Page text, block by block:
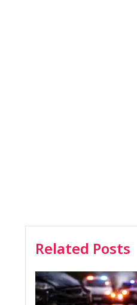
Related Posts